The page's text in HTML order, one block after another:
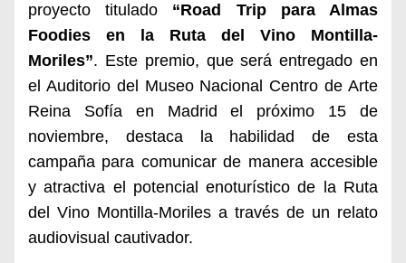
proyecto titulado “Road Trip para Almas
Foodies en la Ruta del Vino Montilla-
Moriles”. Este premio, que será entregado en
el Auditorio del Museo Nacional Centro de Arte
Reina Sofía en Madrid el próximo 15 de
noviembre, destaca la habilidad de esta
campaña para comunicar de manera accesible
y atractiva el potencial enoturístico de la Ruta
del Vino Montilla-Moriles a través de un relato
audiovisual cautivador.